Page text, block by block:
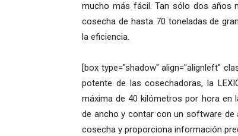
mucho más fácil. Tan sólo dos años
cosecha de hasta 70 toneladas de
la eficiencia.
[box type="shadow" align="alignleft"
potente de las cosechadoras, la
máxima de 40 kilómetros por hora en
de ancho y contar con un software de
cosecha y proporciona información